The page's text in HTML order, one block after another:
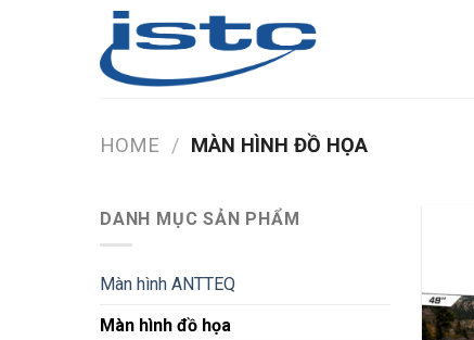
HOME / MÀN HÌNH ĐỒ HỌA
DANH MỤC SẢN PHẨM
Màn hình ANTTEQ
Màn hình đồ họa